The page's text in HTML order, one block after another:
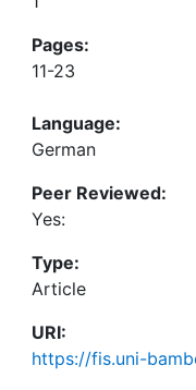
Pages:
11-23
Language:
German
Peer Reviewed:
Yes:
Type:
Article
URI:
https://fis.uni-